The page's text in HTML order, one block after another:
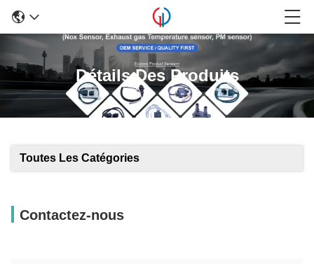
Détails Des Produits
Toutes Les Catégories
Contactez-nous